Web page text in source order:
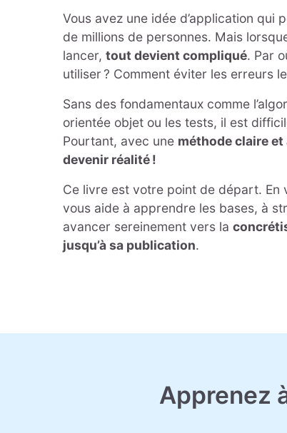
Vous avez une idée d’application qui
de millions de personnes. Mais
lancer, tout devient compliqué. Par
utiliser ? Comment éviter les erreurs
Sans des fondamentaux comme
orientée objet ou les tests, il est
Pourtant, avec une méthode claire
devenir réalité !
Ce livre est votre point de départ. En
vous aide à apprendre les bases, à
avancer sereinement vers la
jusqu’à sa publication.
Apprenez